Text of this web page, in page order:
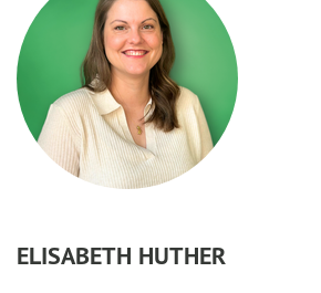
ELISABETH HUTHER